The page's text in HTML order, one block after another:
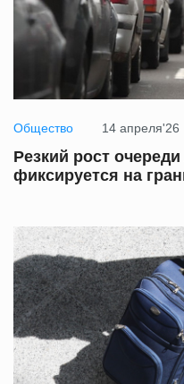
Общество 14 апреля'26
Резкий рост
фиксируется на